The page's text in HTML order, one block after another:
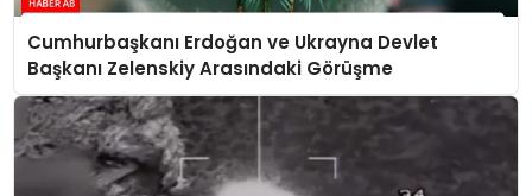
Cumhurbaşkanı Erdoğan ve Ukrayna Devlet
Başkanı Zelenskiy Arasındaki Görüşme